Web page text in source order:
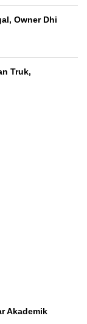
Owner Dhi
Truk,
Akademik